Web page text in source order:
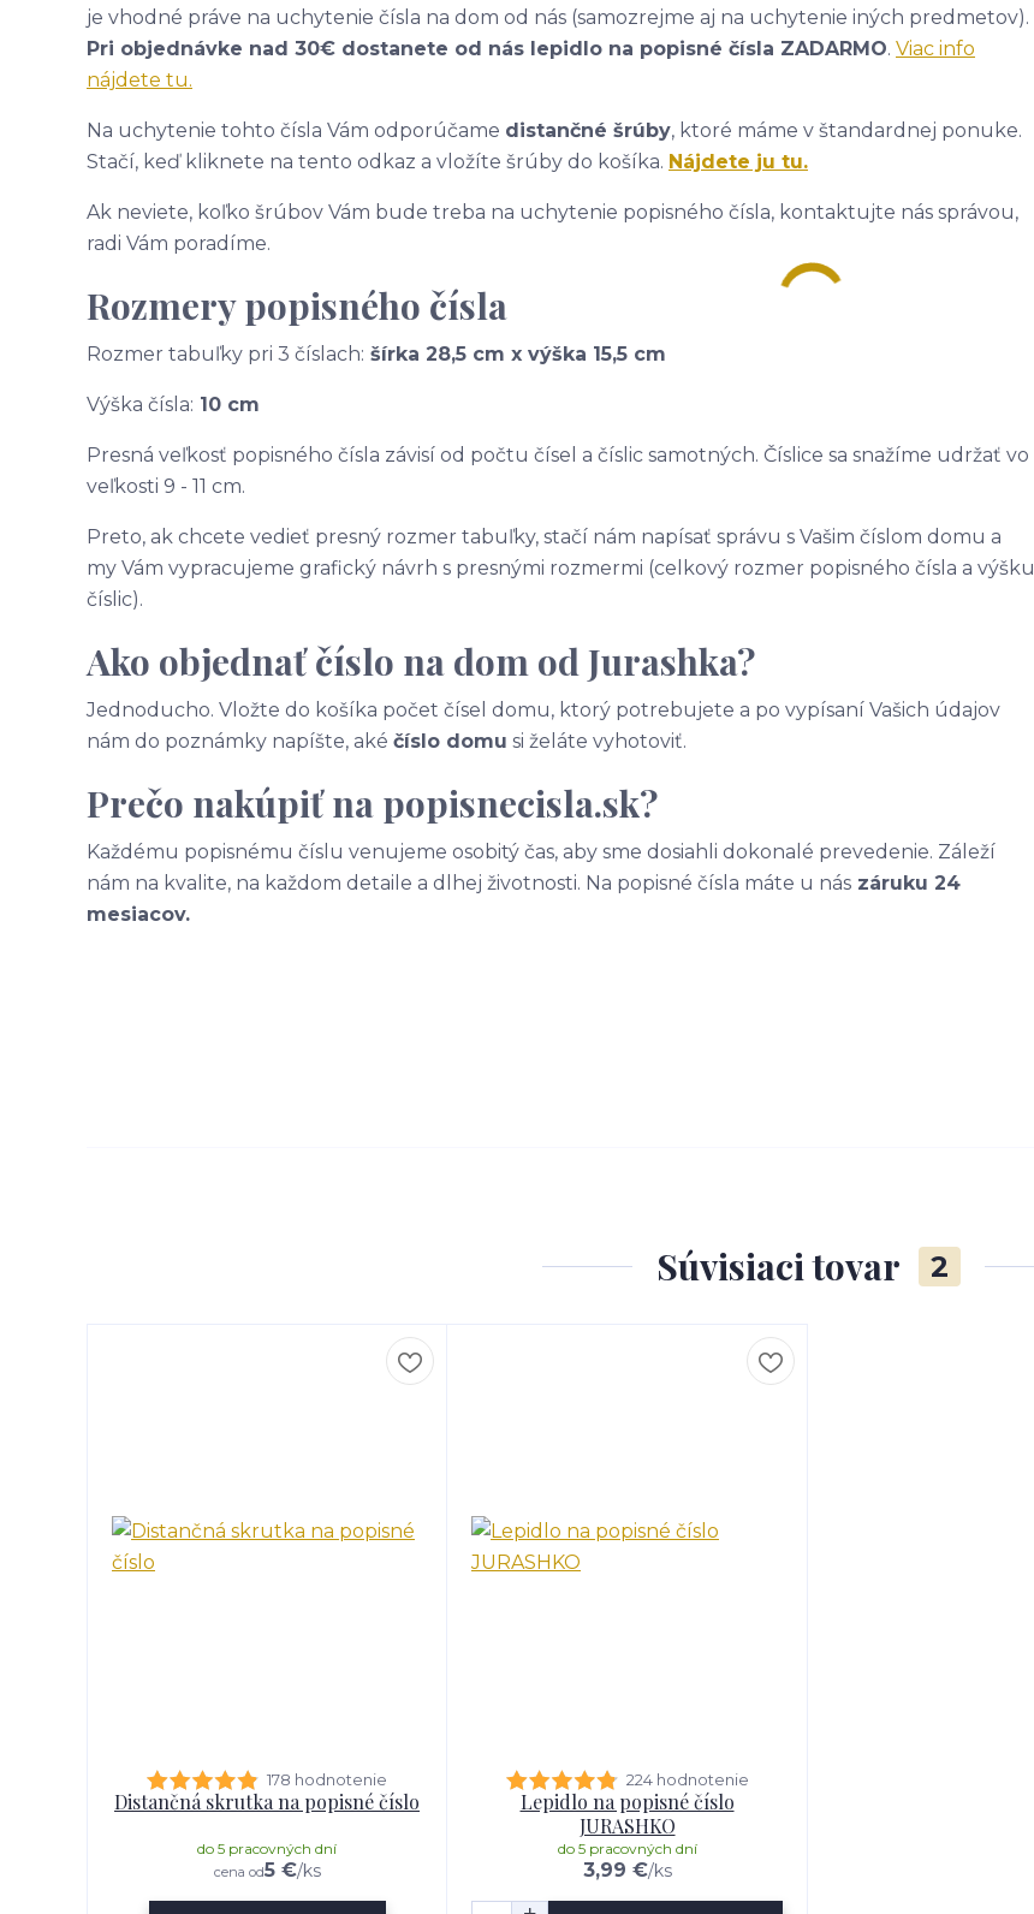
je vhodné práve na uchytenie čísla na dom od nás (samozrejme aj na uchytenie iných predmetov).
Pri objednávke nad 30€ dostanete od nás lepidlo na popisné čísla ZADARMO. Viac info
nájdete tu.
Na uchytenie tohto čísla Vám odporúčame distančné šrúby, ktoré máme v štandardnej ponuke.
Stačí, keď kliknete na tento odkaz a vložíte šrúby do košíka. Nájdete ju tu.
Ak neviete, koľko šrúbov Vám bude treba na uchytenie popisného čísla, kontaktujte nás správou,
radi Vám poradíme.
Rozmery popisného čísla
Rozmer tabuľky pri 3 číslach: šírka 28,5 cm x výška 15,5 cm
Výška čísla: 10 cm
Presná veľkosť popisného čísla závisí od počtu čísel a číslic samotných. Číslice sa snažíme udržať vo
veľkosti 9 - 11 cm.
Preto, ak chcete vedieť presný rozmer tabuľky, stačí nám napísať správu s Vašim číslom domu a
my Vám vypracujeme grafický návrh s presnými rozmermi (celkový rozmer popisného čísla a výšku
číslic).
Ako objednať číslo na dom od Jurashka?
Jednoducho. Vložte do košíka počet čísel domu, ktorý potrebujete a po vypísaní Vašich údajov
nám do poznámky napíšte, aké číslo domu si želáte vyhotoviť.
Prečo nakúpiť na popisnecisla.sk?
Každému popisnému číslu venujeme osobitý čas, aby sme dosiahli dokonalé prevedenie. Záleží
nám na kvalite, na každom detaile a dlhej životnosti. Na popisné čísla máte u nás záruku 24
mesiacov.
Súvisiaci tovar 2
178 hodnotenie
Distančná skrutka na popisné číslo
cena od5 €/ks
do 5 pracovných dní
224 hodnotenie
Lepidlo na popisné číslo
JURASHKO
3,99 €/ks
do 5 pracovných dní